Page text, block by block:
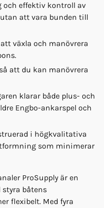
och effektiv kontroll av
att vara bunden till
växla och manövrera
att du kan manövrera
klarar både plus- och
Engbo-ankarspel och
i högkvalitativa
som minimerar
ProSupply är en
båtens
flexibelt. Med fyra